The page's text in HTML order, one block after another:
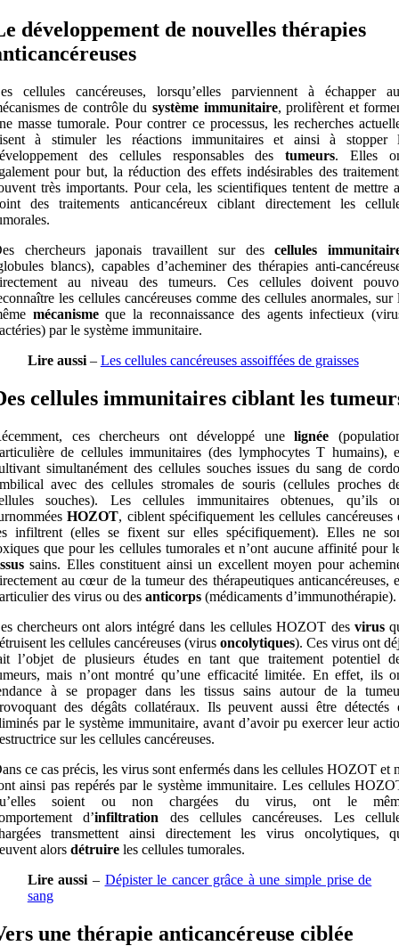
développement de nouvelles thérapies
cellules cancéreuses, lorsqu’elles parviennent à échapper
de contrôle du système immunitaire, prolifèrent et
masse tumorale. Pour contrer ce processus, les recherches
à stimuler les réactions immunitaires et ainsi à stopper
des cellules responsables destumeurs. Elles
pour but, la réduction des effets indésirables des
très importants. Pour cela, les scientifiques tentent de mettre
des traitements anticancéreux ciblant directement les
chercheurs japonais travaillent sur descellules
blancs), capables d’acheminer des thérapies anti-
au niveau des tumeurs. Ces cellules doivent
les cellules cancéreuses comme des cellules anormales, sur
mécanismeque la reconnaissance des agents infectieux
par le système immunitaire.
Lire aussi– Les cellules cancéreuses assoiffées de graisses
cellules immunitaires ciblant les
ces chercheurs ont développé unelignée
de cellules immunitaires (des lymphocytes T humains),
simultanément des cellules souches issues du sang de
avec des cellules stromales de souris (cellules proches
souches). Les cellules immunitaires obtenues, qu’ils
HOZOT, ciblent spécifiquement les cellules cancéreuses
infiltrent (elles se fixent sur elles spécifiquement). Elles ne
que pour les cellules tumorales et n’ont aucune affinité pour
sains. Elles constituent ainsi un excellent moyen pour
au cœur de la tumeur des thérapeutiques anticancéreuses,
des virus ou des anticorps(médicaments d’immunothérapie).
chercheurs ont alors intégré dans les cellules HOZOT des virus
les cellules cancéreuses (virusoncolytiques). Ces virus ont
l’objet de plusieurs études en tant que traitement potentiel
mais n’ont montré qu’une efficacité limitée. En effet, ils
à se propager dans les tissus sains autour de la
des dégâts collatéraux. Ils peuvent aussi être détectés
par le système immunitaire, avant d’avoir pu exercer leur
sur les cellules cancéreuses.
ce cas précis, les virus sont enfermés dans les cellules HOZOT et
ainsi pas repérés par le système immunitaire. Les cellules
soient ou non chargées du virus, ont le
d’infiltration des cellules cancéreuses. Les
transmettent ainsi directement les virus oncolytiques,
alors détruireles cellules tumorales.
Lire aussi – Dépister le cancer grâce à une simple prise de
sang
une thérapie anticancéreuse ciblée